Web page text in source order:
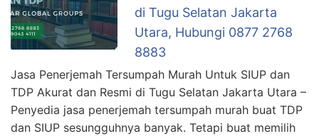
di Tugu Selatan Jakarta
Utara, Hubungi 0877 2768
8883
Jasa Penerjemah Tersumpah Murah Untuk SIUP dan
TDP Akurat dan Resmi di Tugu Selatan Jakarta Utara –
Penyedia jasa penerjemah tersumpah murah buat TDP
dan SIUP sesungguhnya banyak. Tetapi buat memilih